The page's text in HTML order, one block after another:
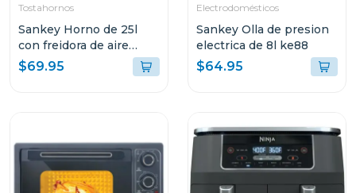
Tostahornos
Sankey Horno de 25l
con freidora de aire
fro2509
$69.95
Electrodomésticos
Sankey Olla de presion
electrica de 8l ke88
$64.95